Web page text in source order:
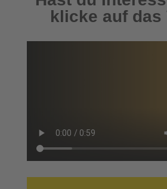
klicke auf das